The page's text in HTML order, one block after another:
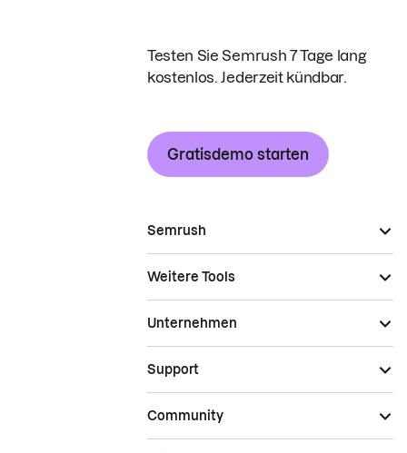
Testen Sie Semrush 7 Tage lang
kostenlos. Jederzeit kündbar.
Gratisdemo starten
Semrush
Weitere Tools
Unternehmen
Support
Community